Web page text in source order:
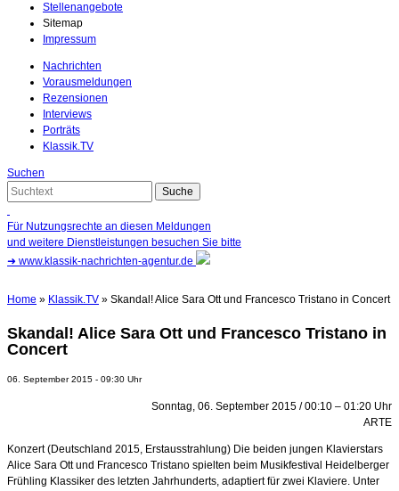
Stellenangebote
Sitemap
Impressum
Nachrichten
Vorausmeldungen
Rezensionen
Interviews
Porträts
Klassik.TV
Suchen
Für Nutzungsrechte an diesen Meldungen
und weitere Dienstleistungen besuchen Sie bitte
➜ www.klassik-nachrichten-agentur.de
Home » Klassik.TV » Skandal! Alice Sara Ott und Francesco Tristano in Concert
Skandal! Alice Sara Ott und Francesco Tristano in
Concert
06. September 2015 - 09:30 Uhr
Sonntag, 06. September 2015 / 00:10 – 01:20 Uhr
ARTE
Konzert (Deutschland 2015, Erstausstrahlung) Die beiden jungen Klavierstars
Alice Sara Ott und Francesco Tristano spielten beim Musikfestival Heidelberger
Frühling Klassiker des letzten Jahrhunderts, adaptiert für zwei Klaviere. Unter